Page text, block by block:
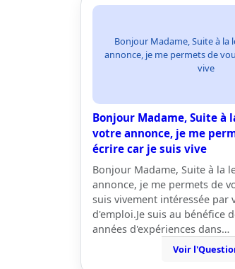
Bonjour Madame, Suite à la
annonce, je me permets de
vive
Bonjour Madame, Suite à
votre annonce, je me
écrire car je suis vive
Bonjour Madame, Suite à la
annonce, je me permets de
suis vivement intéressée par
d'emploi.Je suis au bénéfice
années d'expériences dans…
Voir